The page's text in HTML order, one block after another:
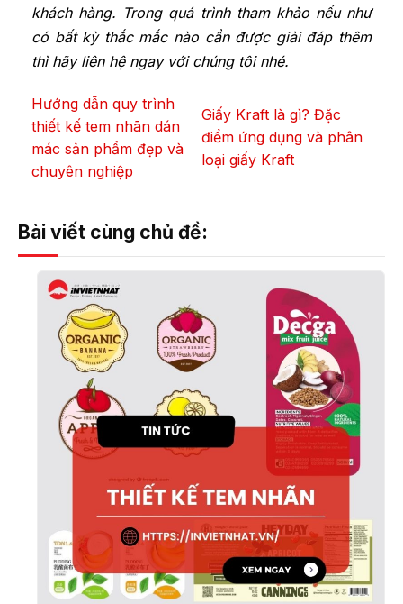
khách hàng. Trong quá trình tham khảo nếu như
có bất kỳ thắc mắc nào cần được giải đáp thêm
thì hãy liên hệ ngay với chúng tôi nhé.
Hướng dẫn quy trình
thiết kế tem nhãn dán
mác sản phẩm đẹp và
chuyên nghiệp
Giấy Kraft là gì? Đặc
điểm ứng dụng và phân
loại giấy Kraft
Bài viết cùng chủ đề: